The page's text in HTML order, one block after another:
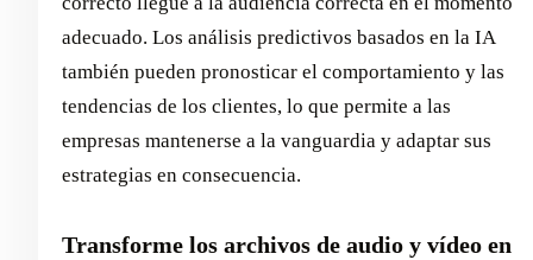
adecuado. Los análisis predictivos basados en la IA
también pueden pronosticar el comportamiento y las
tendencias de los clientes, lo que permite a las
empresas mantenerse a la vanguardia y adaptar sus
estrategias en consecuencia.
Transforme los archivos de audio y vídeo en